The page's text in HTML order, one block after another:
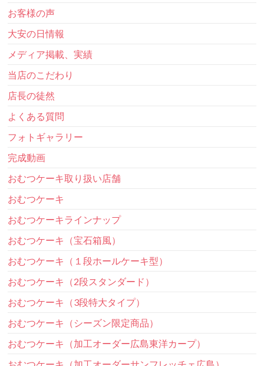
お客様の声
大安の日情報
メディア掲載、実績
当店のこだわり
店長の徒然
よくある質問
フォトギャラリー
完成動画
おむつケーキ取り扱い店舗
おむつケーキ
おむつケーキラインナップ
おむつケーキ（宝石箱風）
おむつケーキ（１段ホールケーキ型）
おむつケーキ（2段スタンダード）
おむつケーキ（3段特大タイプ）
おむつケーキ（シーズン限定商品）
おむつケーキ（加工オーダー広島東洋カープ）